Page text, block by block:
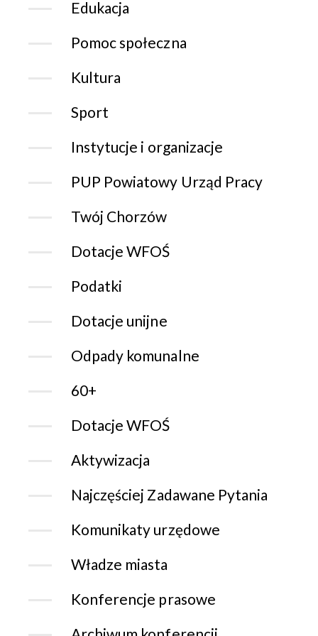
Edukacja
Pomoc społeczna
Kultura
Sport
Instytucje i organizacje
PUP Powiatowy Urząd Pracy
Twój Chorzów
Dotacje WFOŚ
Podatki
Dotacje unijne
Odpady komunalne
60+
Dotacje WFOŚ
Aktywizacja
Najczęściej Zadawane Pytania
Komunikaty urzędowe
Władze miasta
Konferencje prasowe